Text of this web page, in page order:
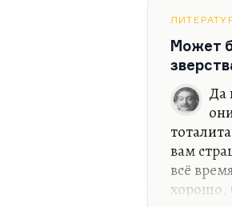
первым
вещь —
Может
Да
вам
всё
хорошо,